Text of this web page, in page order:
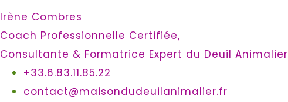
Irène Combres
Coach Professionnelle Certifiée,
Consultante & Formatrice Expert du Deuil Animalier
+33.6.83.11.85.22
contact@maisondudeuilanimalier.fr